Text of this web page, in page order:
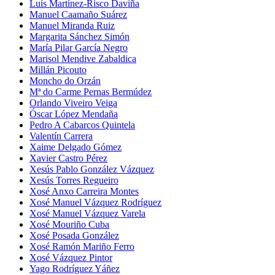
Luís Martínez-Risco Daviña
Manuel Caamaño Suárez
Manuel Miranda Ruiz
Margarita Sánchez Simón
María Pilar García Negro
Marisol Mendive Zabaldica
Millán Picouto
Moncho do Orzán
Mª do Carme Pernas Bermúdez
Orlando Viveiro Veiga
Óscar López Mendaña
Pedro A Cabarcos Quintela
Valentín Carrera
Xaime Delgado Gómez
Xavier Castro Pérez
Xesús Pablo González Vázquez
Xesús Torres Regueiro
Xosé Anxo Carreira Montes
Xosé Manuel Vázquez Rodríguez
Xosé Manuel Vázquez Varela
Xosé Mouriño Cuba
Xosé Posada González
Xosé Ramón Mariño Ferro
Xosé Vázquez Pintor
Yago Rodríguez Yáñez